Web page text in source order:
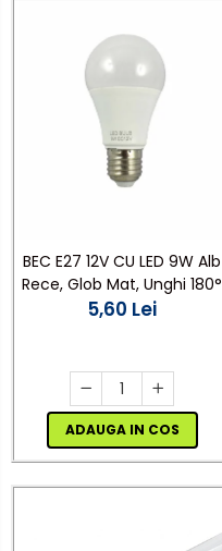
BEC E27 12V CU LED 9W Alb
Rece, Glob Mat, Unghi 180°
5,60 Lei
ADAUGA IN COS